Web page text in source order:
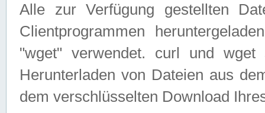
Alle zur Verfügung gestellten
Clientprogrammen
"wget" verwendet. curl und wget
Herunterladen von Dateien aus
dem verschlüsselten Download